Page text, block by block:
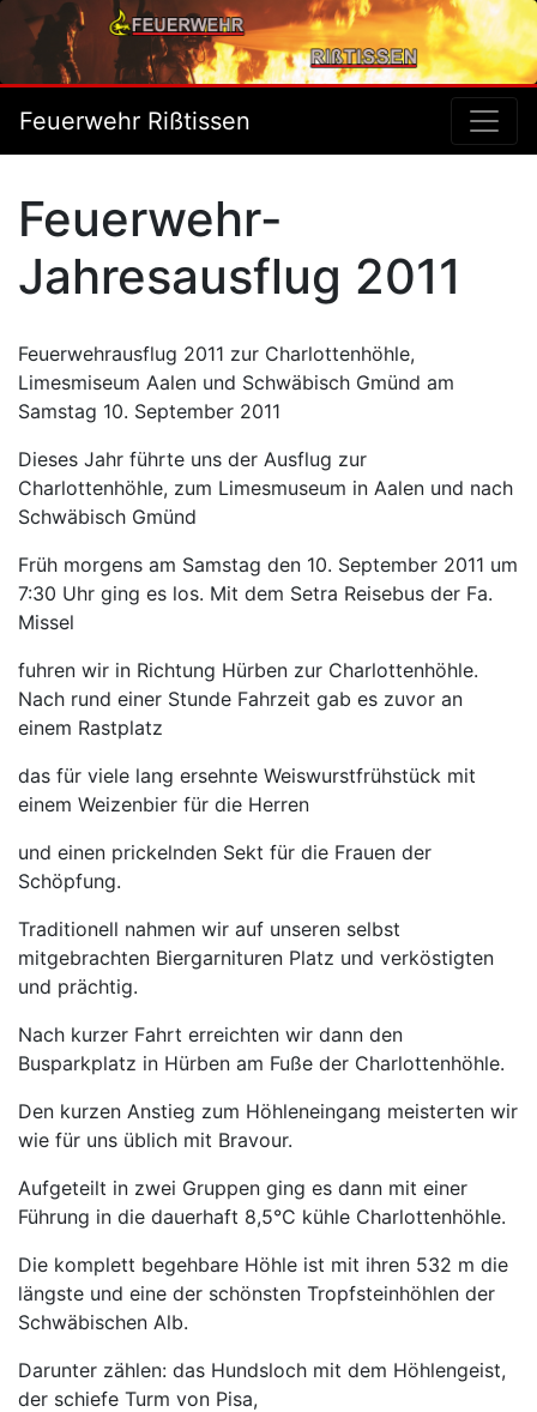
Feuerwehr Rißtissen
Feuerwehr-
Jahresausflug 2011
Feuerwehrausflug 2011 zur Charlottenhöhle,
Limesmiseum Aalen und Schwäbisch Gmünd am
Samstag 10. September 2011
Dieses Jahr führte uns der Ausflug zur
Charlottenhöhle, zum Limesmuseum in Aalen und nach
Schwäbisch Gmünd
Früh morgens am Samstag den 10. September 2011 um
7:30 Uhr ging es los. Mit dem Setra Reisebus der Fa.
Missel
fuhren wir in Richtung Hürben zur Charlottenhöhle.
Nach rund einer Stunde Fahrzeit gab es zuvor an
einem Rastplatz
das für viele lang ersehnte Weiswurstfrühstück mit
einem Weizenbier für die Herren
und einen prickelnden Sekt für die Frauen der
Schöpfung.
Traditionell nahmen wir auf unseren selbst
mitgebrachten Biergarnituren Platz und verköstigten
und prächtig.
Nach kurzer Fahrt erreichten wir dann den
Busparkplatz in Hürben am Fuße der Charlottenhöhle.
Den kurzen Anstieg zum Höhleneingang meisterten wir
wie für uns üblich mit Bravour.
Aufgeteilt in zwei Gruppen ging es dann mit einer
Führung in die dauerhaft 8,5°C kühle Charlottenhöhle.
Die komplett begehbare Höhle ist mit ihren 532 m die
längste und eine der schönsten Tropfsteinhöhlen der
Schwäbischen Alb.
Darunter zählen: das Hundsloch mit dem Höhlengeist,
der schiefe Turm von Pisa,